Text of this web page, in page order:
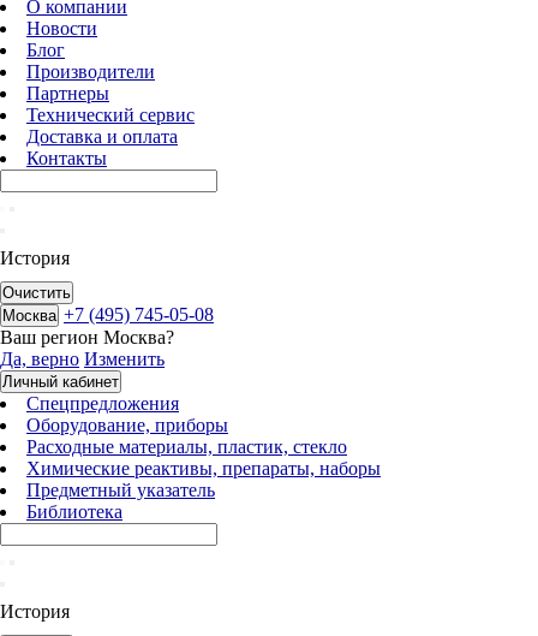
О компании
Новости
Блог
Производители
Партнеры
Технический сервис
Доставка и оплата
Контакты
История
Очистить
Москва +7 (495) 745-05-08
Ваш регион Москва?
Да, верно Изменить
Личный кабинет
Спецпредложения
Оборудование, приборы
Расходные материалы, пластик, стекло
Химические реактивы, препараты, наборы
Предметный указатель
Библиотека
История